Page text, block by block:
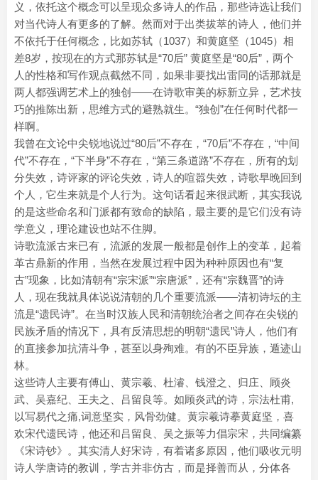
义，依托这个概念可以呈现众多诗人的作品，那些诗选让我们
对当代诗人有更多的了解。然而对于出类拔萃的诗人，他们并
不依托于任何概念，比如苏轼（1037）和黄庭坚（1045）相
差8岁，按现在的方式那苏轼是“70后” 黄庭坚是“80后”，两个
人的性格和写作观点截然不同，如果非要找出雷同的话那就是
两人都强调艺术上的独创——在诗歌审美的标新立异，艺术技
巧的推陈出新，思维方式的避熟就生。“独创”在任何时代都一
样啊。
我曾在文论中尖锐地说过“80后”不存在，“70后”不存在，“中间
代”不存在，“下半身”不存在，“第三条道路”不存在，所有的划
分失效，诗评家的评论失效，诗人的喧嚣失效，诗歌早晚回到
个人，它生来就是个人行为。这句话看起来很武断，其实我说
的是这些命名和门派都有致命的缺陷，最主要的是它们没有诗
学意义，理论建设也站不住脚。
诗歌流派古来已有，流派的发展一般都是创作上的变革，起着
革古鼎新的作用，当然在发展过程中因为种种原因也有“复
古”现象，比如清朝有“宗宋派”“宗唐派”，还有“宗魏晋”的诗
人，现在我就具体说说清朝的几个重要流派——清初诗坛的主
流是“遗民诗”。在当时汉族人民和清朝统治者之间存在尖锐的
民族矛盾的情况下，具有反清思想的明朝“遗民”诗人，他们有
的直接参加抗清斗争，甚至以身殉难。有的不臣异族，遁迹山
林。
这些诗人主要有傅山、黄宗羲、杜濬、钱澄之、归庄、顾炎
武、吴嘉纪、王夫之、吕留良等。如顾炎武的诗，宗法杜甫,
以写易代之痛,词意坚实，风骨劲健。黄宗羲诗摹黄庭坚，喜
欢宋代遗民诗，他还和吕留良、吴之振等力倡宗宋，共同编纂
《宋诗钞》。其实清人好宋诗，有着诸多原因，他们吸收元明
诗人学唐诗的教训，学古并非仿古，而是择善而从，分体各